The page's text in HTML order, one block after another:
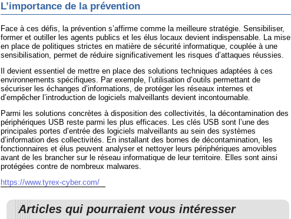
L’importance de la prévention
Face à ces défis, la prévention s’affirme comme la meilleure stratégie. Sensibiliser,
former et outiller les agents publics et les élus locaux devient indispensable. La mise
en place de politiques strictes en matière de sécurité informatique, couplée à une
sensibilisation, permet de réduire significativement les risques d’attaques réussies.
Il devient essentiel de mettre en place des solutions techniques adaptées à ces
environnements spécifiques. Par exemple, l’utilisation d’outils permettant de
sécuriser les échanges d’informations, de protéger les réseaux internes et
d’empêcher l’introduction de logiciels malveillants devient incontournable.
Parmi les solutions concrètes à disposition des collectivités, la décontamination des
périphériques USB reste parmi les plus efficaces. Les clés USB sont l’une des
principales portes d’entrée des logiciels malveillants au sein des systèmes
d’information des collectivités. En installant des bornes de décontamination, les
fonctionnaires et élus peuvent analyser et nettoyer leurs périphériques amovibles
avant de les brancher sur le réseau informatique de leur territoire. Elles sont ainsi
protégées contre de nombreux malwares.
https://www.tyrex-cyber.com/
Articles qui pourraient vous intéresser